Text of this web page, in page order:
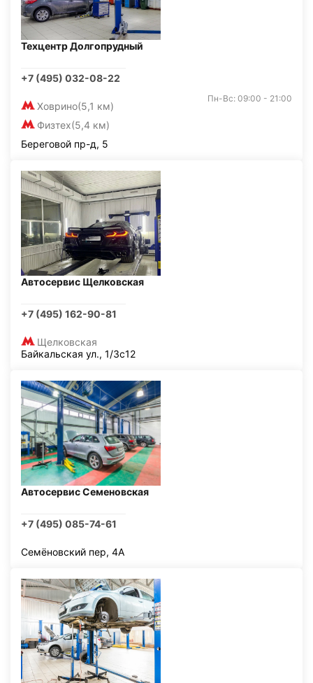
Техцентр Долгопрудный
+7 (495) 032-08-22
Ховрино(5,1 км)
Физтех(5,4 км)
Пн-Вс: 09:00 - 21:00
Береговой пр-д, 5
Автосервис Щелковская
+7 (495) 162-90-81
Щелковская
Байкальская ул., 1/3с12
Автосервис Семеновская
+7 (495) 085-74-61
Семёновский пер, 4А